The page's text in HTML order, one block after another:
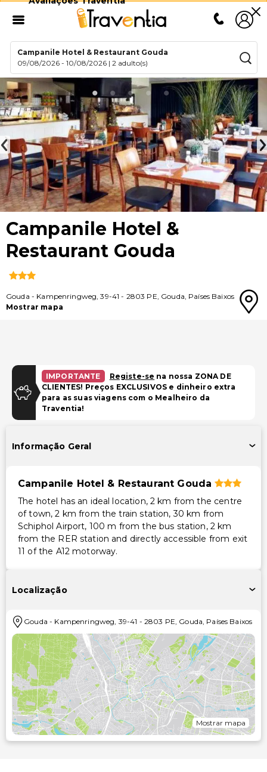
Campanile Hotel & Restaurant Gouda
09/08/2026 -10/08/2026 |2 adulto(s)
Campanile Hotel &
Restaurant Gouda
Gouda - Kampenringweg, 39-41 - 2803 PE, Gouda, Países Baixos
Mostrar mapa
IMPORTANTE Registe-se na nossa ZONA DE
CLIENTES! Preços EXCLUSIVOS e dinheiro extra
para as suas viagens com o Mealheiro da
Traventia!
Informação Geral
Campanile Hotel & Restaurant Gouda
The hotel has an ideal location, 2 km from the centre
of town, 2 km from the train station, 30 km from
Schiphol Airport, 100 m from the bus station, 2 km
from the RER station and directly accessible from exit
11 of the A12 motorway.
Localização
Gouda - Kampenringweg, 39-41 - 2803 PE, Gouda, Países Baixos
Mostrar mapa